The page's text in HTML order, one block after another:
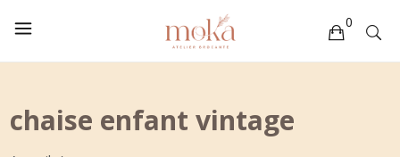
0
chaise enfant vintage